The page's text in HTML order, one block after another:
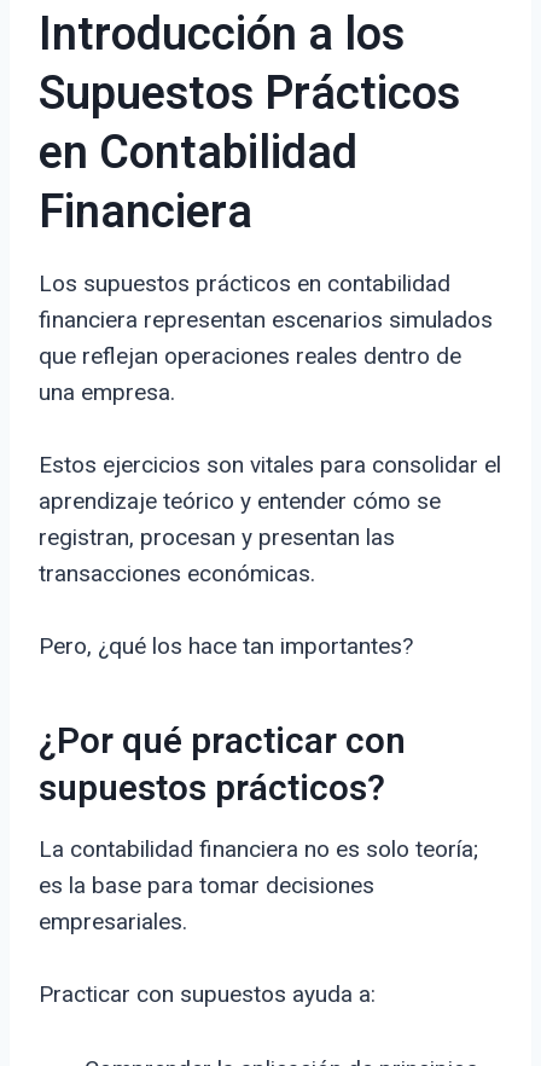
Introducción a los
Supuestos Prácticos
en Contabilidad
Financiera
Los supuestos prácticos en contabilidad
financiera representan escenarios simulados
que reflejan operaciones reales dentro de
una empresa.
Estos ejercicios son vitales para consolidar el
aprendizaje teórico y entender cómo se
registran, procesan y presentan las
transacciones económicas.
Pero, ¿qué los hace tan importantes?
¿Por qué practicar con
supuestos prácticos?
La contabilidad financiera no es solo teoría;
es la base para tomar decisiones
empresariales.
Practicar con supuestos ayuda a: